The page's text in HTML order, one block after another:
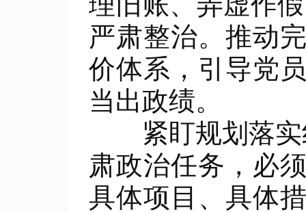
严肃整治。推动
价体系，引导党
当出政绩。
紧盯规划落实
肃政治任务，必
具体项目、具体